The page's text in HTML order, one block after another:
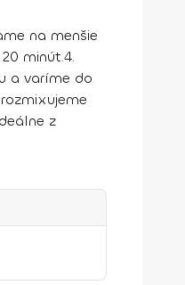
na menšie
minút.4.
a varíme do
z